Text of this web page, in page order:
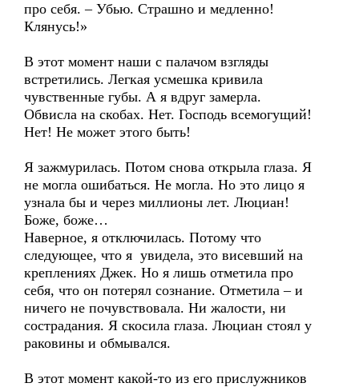
про себя. – Убью. Страшно и медленно!
Клянусь!»
В этот момент наши с палачом взгляды
встретились. Легкая усмешка кривила
чувственные губы. А я вдруг замерла.
Обвисла на скобах. Нет. Господь всемогущий!
Нет! Не может этого быть!
Я зажмурилась. Потом снова открыла глаза. Я
не могла ошибаться. Не могла. Но это лицо я
узнала бы и через миллионы лет. Люциан!
Боже, боже…
Наверное, я отключилась. Потому что
следующее, что я увидела, это висевший на
креплениях Джек. Но я лишь отметила про
себя, что он потерял сознание. Отметила – и
ничего не почувствовала. Ни жалости, ни
сострадания. Я скосила глаза. Люциан стоял у
раковины и обмывался.
В этот момент какой-то из его прислужников